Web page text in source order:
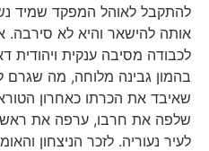
להתקבל לאוהל המפקד שמיד
לכבודה מסיבה ענקית ויהודית
בהמון גבינה מלוחה, מה שגרם לו
שאיבד את הכרתו כאחרון
שלפה את חרבו, ערפה את ראשו,
לעיר נעוריה. לזכר הניצחון